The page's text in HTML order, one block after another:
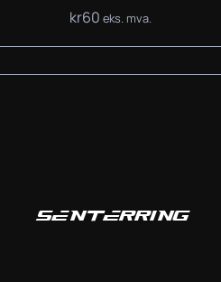
kr60 eks. mva.
SENTERRING